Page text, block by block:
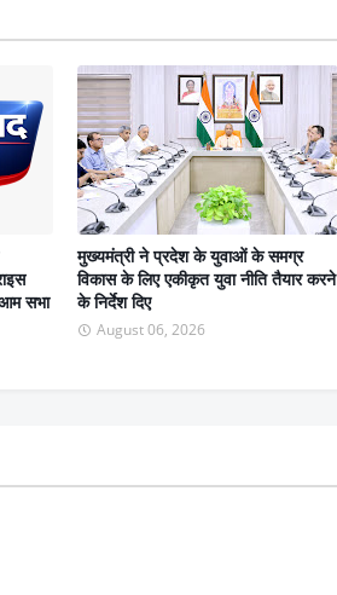
आम सभा
मुख्यमंत्री ने प्रदेश के युवाओं के समग्र
विकास के लिए एकीकृत युवा नीति तैयार करने
के निर्देश दिए
August 06, 2026